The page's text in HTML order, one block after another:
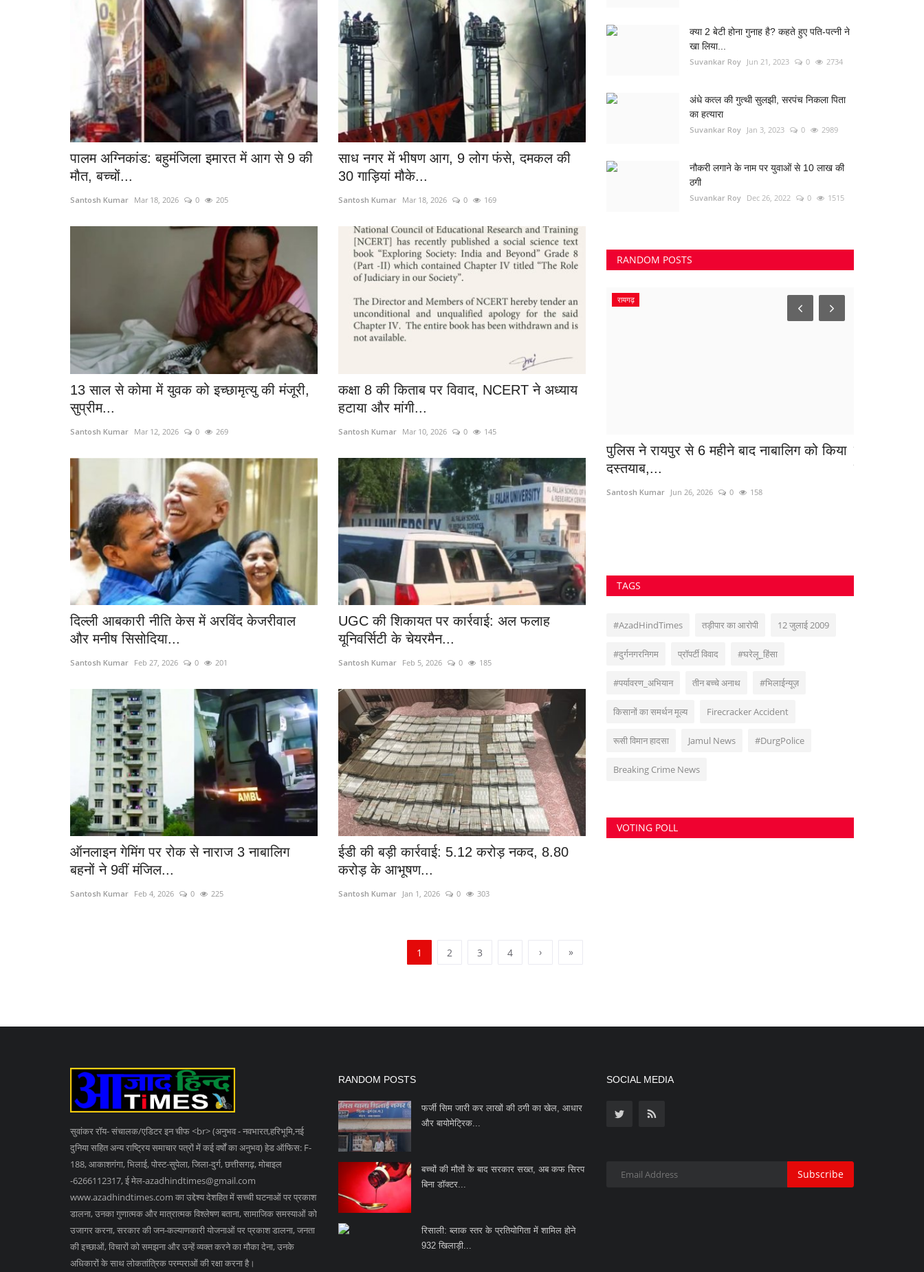
पालम अग्निकांड: बहुमंजिला इमारत में आग से 9 की
मौत, बच्चों...
Santosh Kumar Mar 18, 2026 0 205
साध नगर में भीषण आग, 9 लोग फंसे, दमकल की
30 गाड़ियां मौके...
Santosh Kumar Mar 18, 2026 0 169
13 साल से कोमा में युवक को इच्छामृत्यु की मंजूरी,
सुप्रीम...
Santosh Kumar Mar 12, 2026 0 269
कक्षा 8 की किताब पर विवाद, NCERT ने अध्याय
हटाया और मांगी...
Santosh Kumar Mar 10, 2026 0 145
दिल्ली आबकारी नीति केस में अरविंद केजरीवाल
और मनीष सिसोदिया...
Santosh Kumar Feb 27, 2026 0 201
UGC की शिकायत पर कार्रवाई: अल फलाह
यूनिवर्सिटी के चेयरमैन...
Santosh Kumar Feb 5, 2026 0 185
ऑनलाइन गेमिंग पर रोक से नाराज 3 नाबालिग
बहनों ने 9वीं मंजिल...
Santosh Kumar Feb 4, 2026 0 225
ईडी की बड़ी कार्रवाई: 5.12 करोड़ नकद, 8.80
करोड़ के आभूषण...
Santosh Kumar Jan 1, 2026 0 303
1 2 3 4 › »
क्या 2 बेटी होना गुनाह है? कहते हुए पति-पत्नी ने
खा लिया...
Suvankar Roy Jun 21, 2023 0 2734
अंधे कत्ल की गुत्थी सुलझी, सरपंच निकला पिता
का हत्यारा
Suvankar Roy Jan 3, 2023 0 2989
नौकरी लगाने के नाम पर युवाओं से 10 लाख की
ठगी
Suvankar Roy Dec 26, 2022 0 1515
RANDOM POSTS
Aug 4, 2025 462
जामुल
से
Suvankar Roy Aug 18, 2022 0 282
रायगढ़
पुलिस ने रायपुर से 6 महीने बाद नाबालिग को किया
दस्तयाब,...
Santosh Kumar Jun 26, 2026 0 158
TAGS
#AzadHindTimes तड़ीपार का आरोपी 12 जुलाई 2009
#दुर्गनगरनिगम प्रॉपर्टी विवाद #घरेलू_हिंसा
#पर्यावरण_अभियान तीन बच्चे अनाथ #भिलाईन्यूज़
किसानों का समर्थन मूल्य Firecracker Accident
रूसी विमान हादसा Jamul News #DurgPolice
Breaking Crime News
VOTING POLL
सुवांकर रॉय- संचालक/एडिटर इन चीफ <br> (अनुभव - नवभारत,हरिभूमि,नई
दुनिया सहित अन्य राष्ट्रिय समाचार पत्रों में कई वर्षों का अनुभव) हेड ऑफिस: F-
188, आकाशगंगा, भिलाई, पोस्ट-सुपेला, जिला-दुर्ग, छत्तीसगढ़, मोबाइल
-6266112317, ई मेल-azadhindtimes@gmail.com
www.azadhindtimes.com का उद्देश्य देशहित में सच्ची घटनाओं पर प्रकाश
डालना, उनका गुणात्मक और मात्रात्मक विश्लेषण बताना, सामाजिक समस्याओं को
उजागर करना, सरकार की जन-कल्याणकारी योजनाओं पर प्रकाश डालना, जनता
की इच्छाओं, विचारों को समझना और उन्हें व्यक्त करने का मौका देना, उनके
अधिकारों के साथ लोकतांत्रिक परम्पराओं की रक्षा करना है।
RANDOM POSTS
फर्जी सिम जारी कर लाखों की ठगी का खेल, आधार
और बायोमेट्रिक...
बच्चों की मौतों के बाद सरकार सख्त, अब कफ सिरप
बिना डॉक्टर...
रिसाली: ब्लाक स्तर के प्रतियोगिता में शामिल होने
932 खिलाड़ी...
SOCIAL MEDIA
Subscribe